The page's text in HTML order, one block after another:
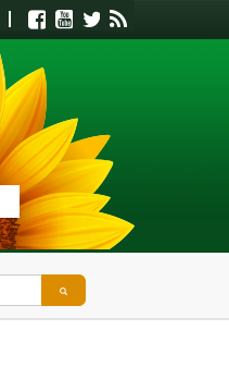
Facebook
Youtube
Twitter